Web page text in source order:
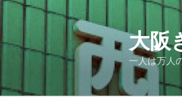
ン
ス
大阪
一人は万人